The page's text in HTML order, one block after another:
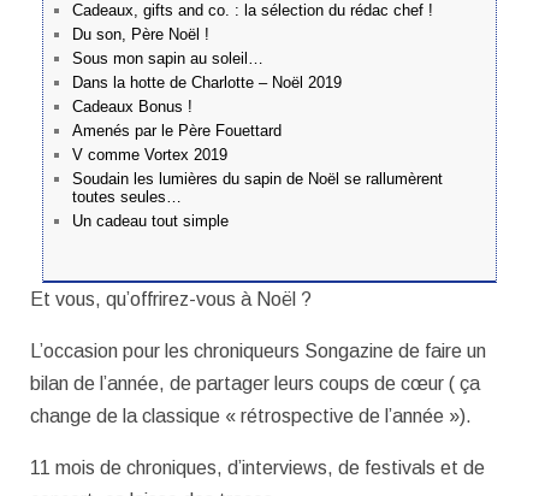
Cadeaux, gifts and co. : la sélection du rédac chef !
Du son, Père Noël !
Sous mon sapin au soleil…
Dans la hotte de Charlotte – Noël 2019
Cadeaux Bonus !
Amenés par le Père Fouettard
V comme Vortex 2019
Soudain les lumières du sapin de Noël se rallumèrent
toutes seules…
Un cadeau tout simple
Et vous, qu’offrirez-vous à Noël ?
L’occasion pour les chroniqueurs Songazine de faire un
bilan de l’année, de partager leurs coups de cœur ( ça
change de la classique « rétrospective de l’année »).
11 mois de chroniques, d’interviews, de festivals et de